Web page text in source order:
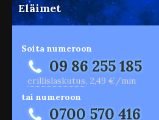
Eläimet
Soita numeroon
09 86 255 185
erillislaskutus, 2,49 €/min
tai numeroon
0700 570 416